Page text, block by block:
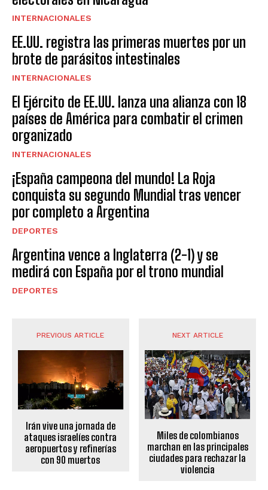
INTERNACIONALES
EE.UU. registra las primeras muertes por un
brote de parásitos intestinales
INTERNACIONALES
El Ejército de EE.UU. lanza una alianza con 18
países de América para combatir el crimen
organizado
INTERNACIONALES
¡España campeona del mundo! La Roja
conquista su segundo Mundial tras vencer
por completo a Argentina
DEPORTES
Argentina vence a Inglaterra (2-1) y se
medirá con España por el trono mundial
DEPORTES
PREVIOUS ARTICLE
Irán vive una jornada de
ataques israelíes contra
aeropuertos y refinerías
con 90 muertos
NEXT ARTICLE
Miles de colombianos
marchan en las principales
ciudades para rechazar la
violencia